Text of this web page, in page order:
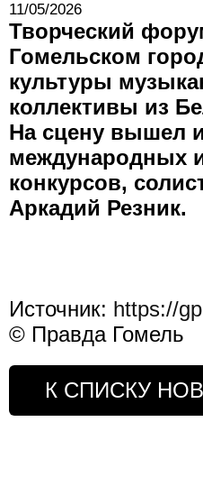
11/05/2026
Творческий
Гомельском
культуры
коллективы из
На сцену вышел
международных
конкурсов,
Аркадий Резник.
Источник: https://
© Правда Гомель
К СПИСКУ